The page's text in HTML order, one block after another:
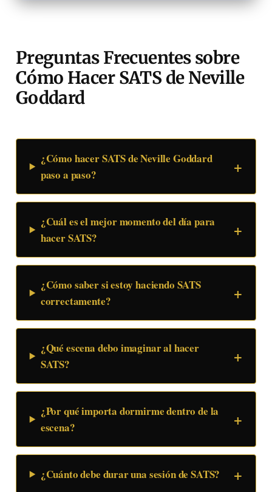
Preguntas Frecuentes sobre
Cómo Hacer SATS de Neville
Goddard
¿Cómo hacer SATS de Neville Goddard
paso a paso?
¿Cuál es el mejor momento del día para
hacer SATS?
¿Cómo saber si estoy haciendo SATS
correctamente?
¿Qué escena debo imaginar al hacer
SATS?
¿Por qué importa dormirme dentro de la
escena?
¿Cuánto debe durar una sesión de SATS?